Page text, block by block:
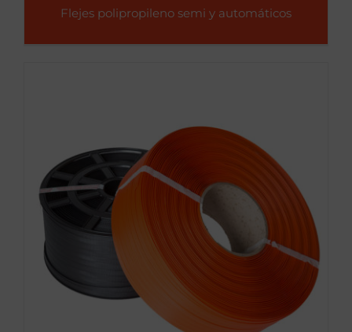
Flejes polipropileno semi y automáticos
Fleje polipropileno manuales